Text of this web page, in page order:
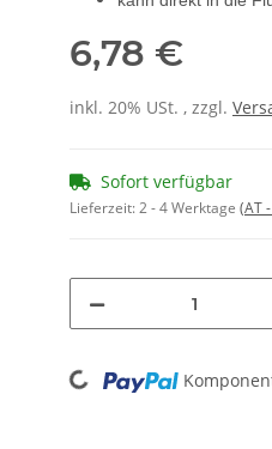
6,78 €
inkl. 20% USt. , zzgl.
Sofort verfügbar
Lieferzeit:2 - 4 Werktage (AT
Loading...